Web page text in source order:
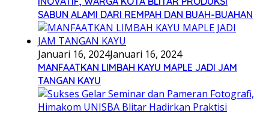
SABUN ALAMI DARI REMPAH DAN BUAH-BUAHAN
Januari 16, 2024Januari 16, 2024
MANFAATKAN LIMBAH KAYU MAPLE JADI JAM
TANGAN KAYU